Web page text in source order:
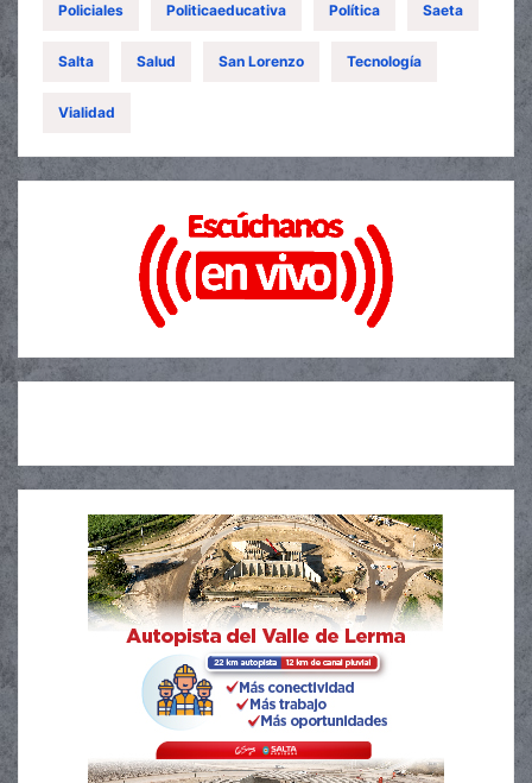
Policiales Politicaeducativa Política Saeta
Salta Salud San Lorenzo Tecnología
Vialidad